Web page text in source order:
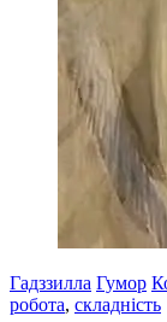
Гадззилла Гумор
робота, складність